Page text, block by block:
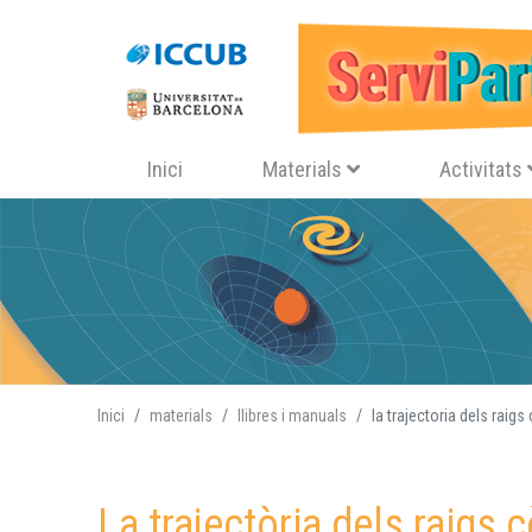
Navegació principal
Inici Materials Activitats
Inici materials llibres i manuals la trajectoria dels